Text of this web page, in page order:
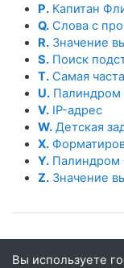
P. Капитан
Q. Слова с
R. Значение
S. Поиск
T. Самая
U. Палиндром
V. IP-адрес
W. Детская
X.
Y. Палиндром
Z. Значение
Вы используете